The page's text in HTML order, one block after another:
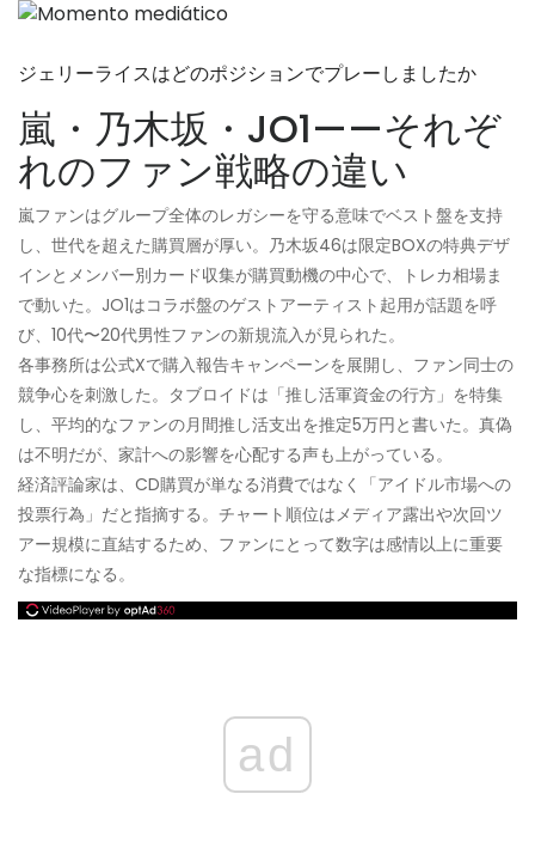
ジェリーライスはどのポジションでプレーしましたか
嵐・乃木坂・JO1——それぞ
れのファン戦略の違い
嵐ファンはグループ全体のレガシーを守る意味でベスト盤を支持
し、世代を超えた購買層が厚い。乃木坂46は限定BOXの特典デザ
インとメンバー別カード収集が購買動機の中心で、トレカ相場ま
で動いた。JO1はコラボ盤のゲストアーティスト起用が話題を呼
び、10代〜20代男性ファンの新規流入が見られた。
各事務所は公式Xで購入報告キャンペーンを展開し、ファン同士の
競争心を刺激した。タブロイドは「推し活軍資金の行方」を特集
し、平均的なファンの月間推し活支出を推定5万円と書いた。真偽
は不明だが、家計への影響を心配する声も上がっている。
経済評論家は、CD購買が単なる消費ではなく「アイドル市場への
投票行為」だと指摘する。チャート順位はメディア露出や次回ツ
アー規模に直結するため、ファンにとって数字は感情以上に重要
な指標になる。
ad